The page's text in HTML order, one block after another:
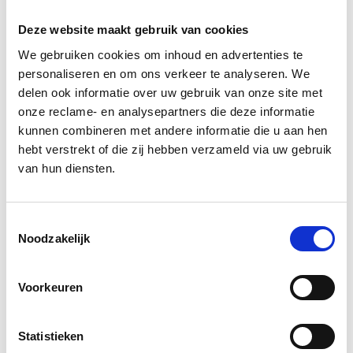
Deze website maakt gebruik van cookies
We gebruiken cookies om inhoud en advertenties te
personaliseren en om ons verkeer te analyseren. We
delen ook informatie over uw gebruik van onze site met
onze reclame- en analysepartners die deze informatie
kunnen combineren met andere informatie die u aan hen
hebt verstrekt of die zij hebben verzameld via uw gebruik
van hun diensten.
Noodzakelijk
Voorkeuren
Statistieken
Robin Bänffer
Development
Go back to ourteam overview